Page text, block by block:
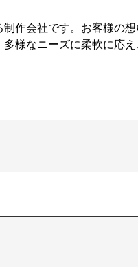
作会社です。お客様の
様なニーズに柔軟に応